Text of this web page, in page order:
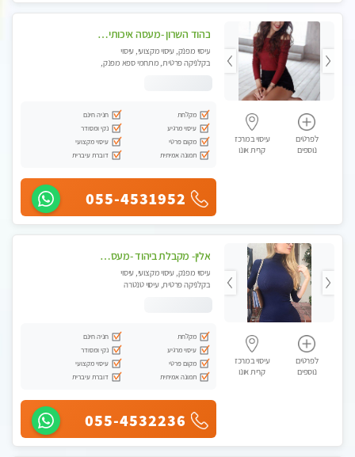
לפרטים
נוספים
עיסוי במרכז
קרית אונו
בהוד השרון -מעסה איכותית למאסז מקצועי ומפנק לכל שרירי הגוף
עיסוי מפנק, עיסוי מקצועי, עיסוי
בקלניקה פרטית, מתחמי ספא מפנק,
מקלחת
חניה חינם
עיסוי מרגיע
נקי ומסודר
מקום פרטי
עיסוי מקצועי
תמונה אמיתית
דוברת עיברית
055-4531952
לפרטים
נוספים
עיסוי במרכז
קרית אונו
אלין- מקבלת ביהוד -מעסה פרטית ואיכותית לבד ביהוד . עיסוי מפנק איכותי מקצועי אצלי ביהוד
עיסוי מפנק, עיסוי מקצועי, עיסוי
בקלניקה פרטית, עיסוי טנטרה
מקלחת
חניה חינם
עיסוי מרגיע
נקי ומסודר
מקום פרטי
עיסוי מקצועי
תמונה אמיתית
דוברת עיברית
055-4532236